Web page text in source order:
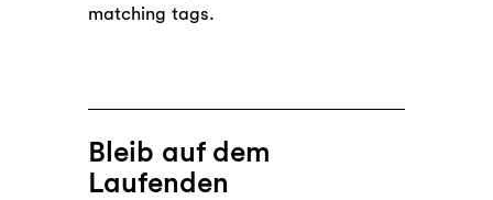
matching tags.
Bleib auf dem
Laufenden